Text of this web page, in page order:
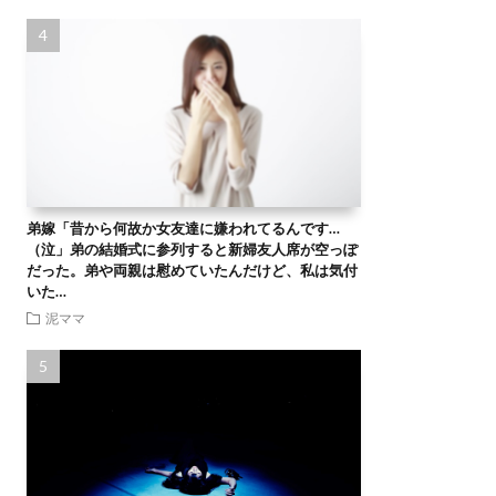
弟嫁「昔から何故か女友達に嫌われてるんです…
（泣」弟の結婚式に参列すると新婦友人席が空っぽ
だった。弟や両親は慰めていたんだけど、私は気付
いた…
泥ママ